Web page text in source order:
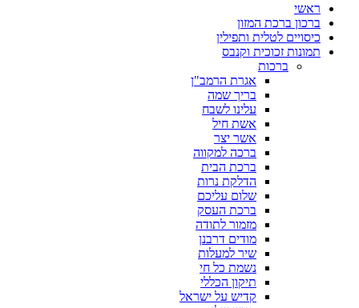
ראשי
ברכון ברכת המזון
כיסויים לטלית ותפילין
תמונות זכוכית וקנבס
ברכות
אגרת הרמב"ן
בריך שמה
עלינו לשבח
אשת חיל
אשר יצר
ברכה למקווה
ברכת הבית
הדלקת נרות
שלום עליכם
ברכת העסק
מזמור לתודה
מודים דרבנן
שיר למעלות
נשמת כל חי
תיקון הכללי
קדיש על ישראל